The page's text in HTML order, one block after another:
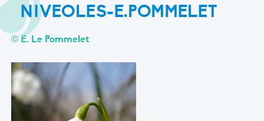
NIVEOLES-E.POMMELET
© E. Le Pommelet